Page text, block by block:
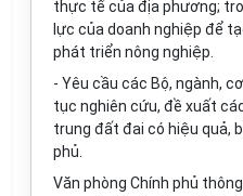
thực tế của địa phương;
lực của doanh nghiệp để
phát triển nông nghiệp.
- Yêu cầu các Bộ, ngành,
tục nghiên cứu, đề xuất
trung đất đai có hiệu quả,
phủ.
Văn phòng Chính phủ